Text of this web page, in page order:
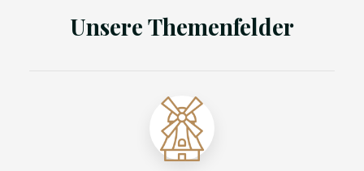
Unsere Themenfelder